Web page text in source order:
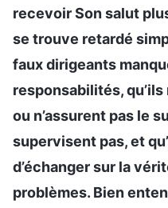
recevoir Son salut
se trouve retardé
faux dirigeants
responsabilités,
ou n’assurent pas le
supervisent pas, et
d’échanger sur la
problèmes. Bien